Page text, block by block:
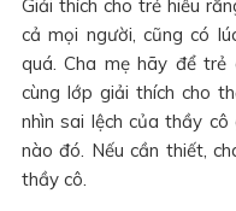
Giải thích cho trẻ hiểu
cả mọi người, cũng có
quá. Cha mẹ hãy để
cùng lớp giải thích cho
nhìn sai lệch của thầy
nào đó. Nếu cần thiết,
thầy cô.